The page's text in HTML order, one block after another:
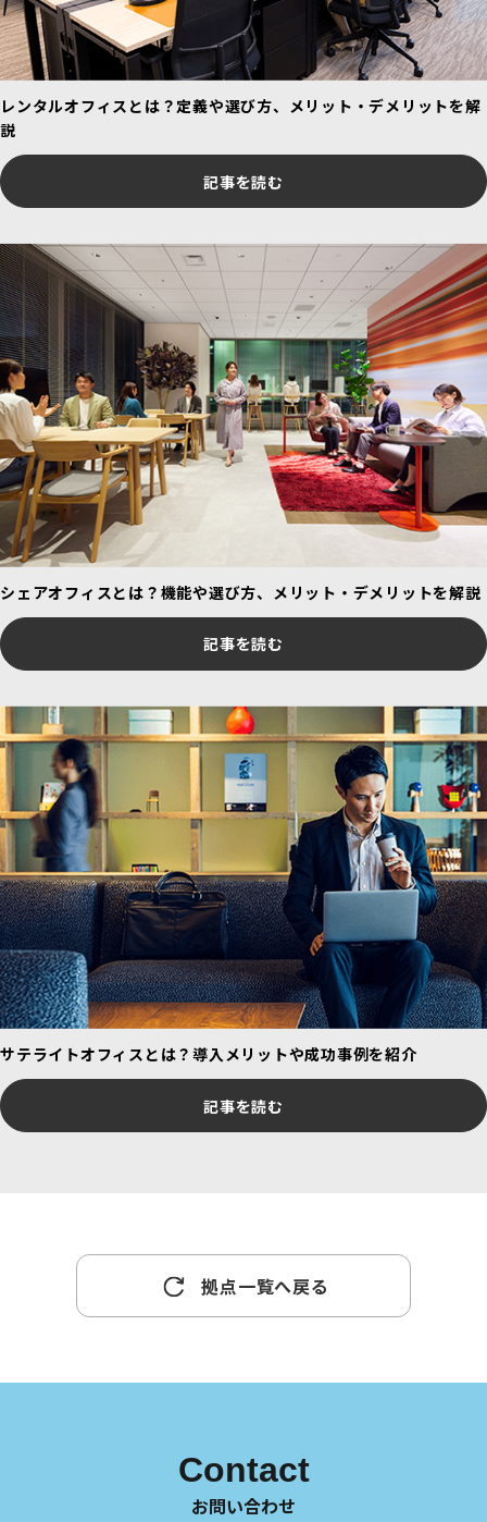
レンタルオフィスとは？定義や選び方、メリット・デメリットを解
説
記事を読む
シェアオフィスとは？機能や選び方、メリット・デメリットを解説
記事を読む
サテライトオフィスとは？導入メリットや成功事例を紹介
記事を読む
拠点一覧へ戻る
Contact
お問い合わせ